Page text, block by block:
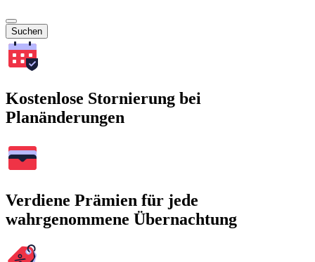
Suchen
Kostenlose Stornierung bei
Planänderungen
Verdiene Prämien für jede
wahrgenommene Übernachtung